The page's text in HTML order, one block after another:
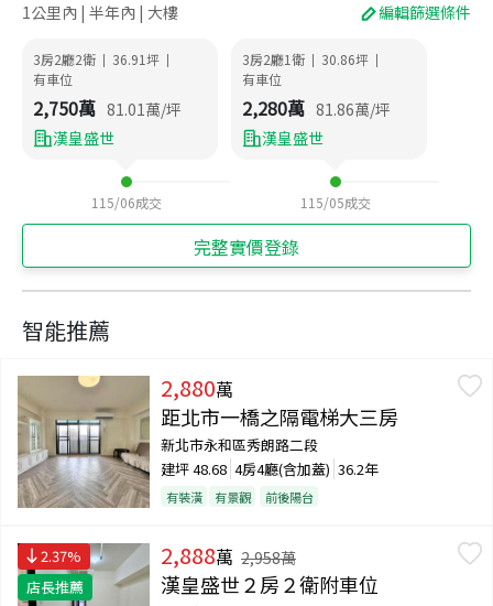
1公里內 | 半年內 | 大樓 編輯篩選條件
3房2廳2衛 | 36.91坪 |
有車位
2,750萬 81.01 萬/坪
漢皇盛世
115/06成交
3房2廳1衛 | 30.86坪 |
有車位
2,280萬 81.86萬/坪
漢皇盛世
115/05成交
完整實價登錄
智能推薦
2,880萬
距北市一橋之隔電梯大三房
新北市永和區秀朗路二段
建坪48.68 4房4廳(含加蓋) 36.2年
有裝潢 有景觀 前後陽台
2.37%
店長推薦
2,888萬 2,958萬
漢皇盛世２房２衛附車位